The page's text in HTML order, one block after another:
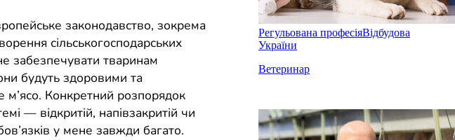
законодавство, зокрема
сільськогосподарських
забезпечувати тваринам
будуть здоровими та
м’ясо. Конкретний розпорядок
— відкритій, напівзакритій чи
у мене завжди багато.
Регульована професіяВідбудова
України
Ветеринар